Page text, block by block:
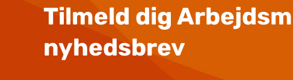
Tilmeld dig
nyhedsbrev